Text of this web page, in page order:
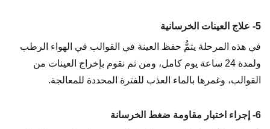
5- علاج العينات الخرسانية
في هذه المرحلة يتمُّ حفظ العينة في القوالب في الهواء الرطب
ولمدة 24 ساعة يوم كامل، ومن ثم نقوم بإخراج العينات من
القوالب، وغمرها بالماء العذب للفترة المحددة للمعالجة.
6- إجراء اختبار مقاومة ضغط الخرسانة